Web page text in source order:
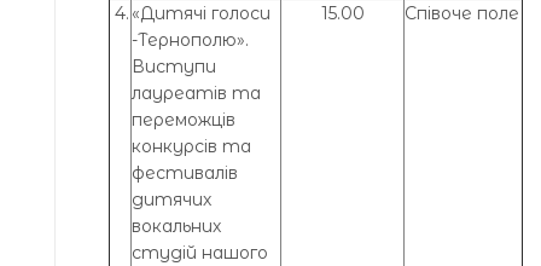
4. «Дитячі голоси
-Тернополю».
Виступи
лауреатів та
переможців
конкурсів та
фестивалів
дитячих
вокальних
студій нашого
15.00 Співоче поле